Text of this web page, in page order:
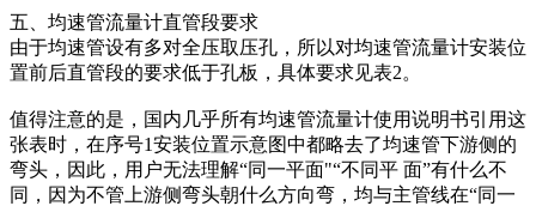
五、均速管流量计直管段要求
由于均速管设有多对全压取压孔，所以对均速管流量计安装位
置前后直管段的要求低于孔板，具体要求见表2。
值得注意的是，国内几乎所有均速管流量计使用说明书引用这
张表时，在序号1安装位置示意图中都略去了均速管下游侧的
弯头，因此，用户无法理解“同一平面"“不同平 面”有什么不
同，因为不管上游侧弯头朝什么方向弯，均与主管线在“同一